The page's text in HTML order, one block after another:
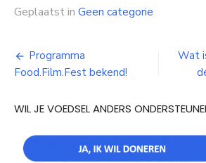
Geplaatst in Geen categorie
Bericht
navigatie
Programma
Food.Film.Fest bekend!
Wat
WIL JE VOEDSEL ANDERS